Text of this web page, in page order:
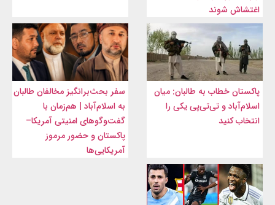
اغتشاش شوند
پاکستان خطاب به طالبان: میان
اسلام‌آباد و تی‌تی‌پی یکی را
انتخاب کنید
سفر بحث‌برانگیز مخالفان طالبان
به اسلام‌آباد | هم‌زمان با
گفت‌وگوهای امنیتی آمریکا–
پاکستان و حضور مرموز
آمریکایی‌ها